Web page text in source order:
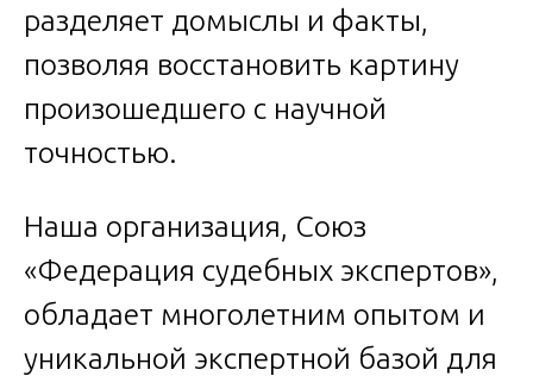
разделяет домыслы и факты,
позволяя восстановить картину
произошедшего с научной
точностью.
Наша организация, Союз
«Федерация судебных экспертов»,
обладает многолетним опытом и
уникальной экспертной базой для